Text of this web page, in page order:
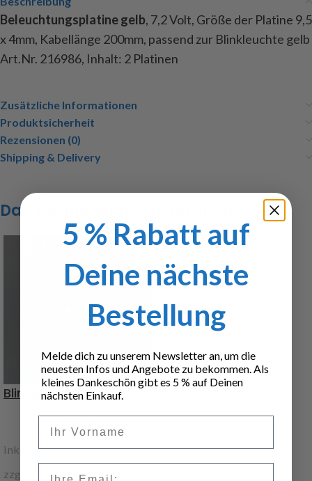
Beleuchtungsplatine gelb, 7,2 Volt, Größe der Platine 9,5
x 4mm, Kabellänge 200mm, passend zur Blinkleuchte gelb
Art.Nr. 216986, Inhalt: 2 Platinen
Zusätzliche Informationen
Produktsicherheit
Rezensionen (0)
Shipping & Delivery
Das könnte dir auch gefallen …
Blinkleuchte gelb
5,60
inkl. 19 % MwSt.
zzgl.
Versandkosten
5 % Rabatt auf
Deine nächste
Bestellung
Melde dich zu unserem Newsletter an, um die
neuesten Infos und Angebote zu bekommen. Als
kleines Dankeschön gibt es 5 % auf Deinen
nächsten Einkauf.